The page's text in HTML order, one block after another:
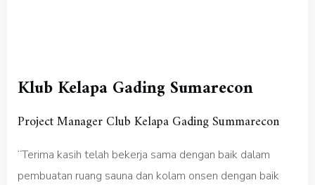
Klub Kelapa Gading Sumarecon
Project Manager Club Kelapa Gading Summarecon
“Terima kasih telah bekerja sama dengan baik dalam
pembuatan ruang sauna dan kolam onsen dengan baik